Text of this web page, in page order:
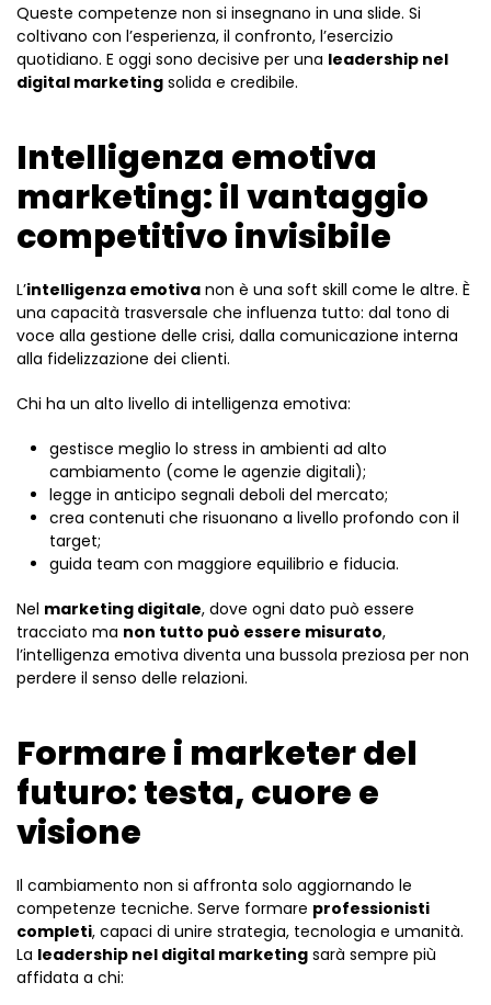
Queste competenze non si insegnano in una slide. Si
coltivano con l’esperienza, il confronto, l’esercizio
quotidiano. E oggi sono decisive per una leadership nel
digital marketing solida e credibile.
Intelligenza emotiva
marketing: il vantaggio
competitivo invisibile
L’intelligenza emotiva non è una soft skill come le altre. È
una capacità trasversale che influenza tutto: dal tono di
voce alla gestione delle crisi, dalla comunicazione interna
alla fidelizzazione dei clienti.
Chi ha un alto livello di intelligenza emotiva:
gestisce meglio lo stress in ambienti ad alto
cambiamento (come le agenzie digitali);
legge in anticipo segnali deboli del mercato;
crea contenuti che risuonano a livello profondo con il
target;
guida team con maggiore equilibrio e fiducia.
Nel marketing digitale, dove ogni dato può essere
tracciato ma non tutto può essere misurato,
l’intelligenza emotiva diventa una bussola preziosa per non
perdere il senso delle relazioni.
Formare i marketer del
futuro: testa, cuore e
visione
Il cambiamento non si affronta solo aggiornando le
competenze tecniche. Serve formare professionisti
completi, capaci di unire strategia, tecnologia e umanità.
La leadership nel digital marketing sarà sempre più
affidata a chi: